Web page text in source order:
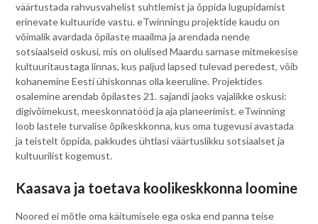
väärtustada rahvusvahelist suhtlemist ja õppida lugupidamist
erinevate kultuuride vastu. eTwinningu projektide kaudu on
võimalik avardada õpilaste maailma ja arendada nende
sotsiaalseid oskusi, mis on olulised Maardu sarnase mitmekesise
kultuuritaustaga linnas, kus paljud lapsed tulevad peredest, võib
kohanemine Eesti ühiskonnas olla keeruline. Projektides
osalemine arendab õpilastes 21. sajandi jaoks vajalikke oskusi:
digivõimekust, meeskonnatööd ja aja planeerimist. eTwinning
loob lastele turvalise õpikeskkonna, kus oma tugevusi avastada
ja teistelt õppida, pakkudes ühtlasi väärtuslikku sotsiaalset ja
kultuurilist kogemust.
Kaasava ja toetava koolikeskkonna loomine
Noored ei mõtle oma käitumisele ega oska end panna teise